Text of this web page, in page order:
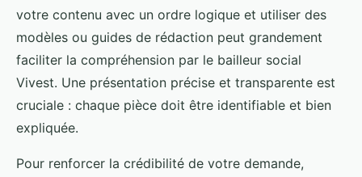
votre contenu avec un ordre logique et utiliser des
modèles ou guides de rédaction peut grandement
faciliter la compréhension par le bailleur social
Vivest. Une présentation précise et transparente est
cruciale : chaque pièce doit être identifiable et bien
expliquée.
Pour renforcer la crédibilité de votre demande,